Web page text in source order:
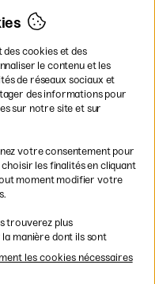
Bas
Uni
des cookies et des
le contenu et les
de réseaux sociaux et
des informations pour
sur notre site et sur
votre consentement pour
choisir les finalités en cliquant
moment modifier votre
trouverez plus
manière dont ils sont
les cookies nécessaires